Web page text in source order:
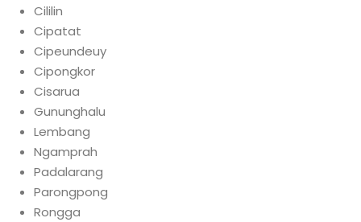
Cililin
Cipatat
Cipeundeuy
Cipongkor
Cisarua
Gununghalu
Lembang
Ngamprah
Padalarang
Parongpong
Rongga